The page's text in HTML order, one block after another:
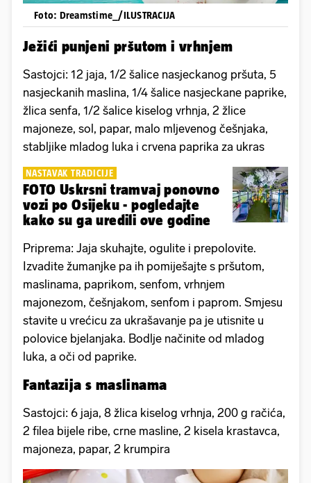
Foto: Dreamstime_/ILUSTRACIJA
Ježići punjeni pršutom i vrhnjem
Sastojci: 12 jaja, 1/2 šalice nasjeckanog pršuta, 5
nasjeckanih maslina, 1/4 šalice nasjeckane paprike,
žlica senfa, 1/2 šalice kiselog vrhnja, 2 žlice
majoneze, sol, papar, malo mljevenog češnjaka,
stabljike mladog luka i crvena paprika za ukras
NASTAVAK TRADICIJE
FOTO Uskrsni tramvaj ponovno
vozi po Osijeku - pogledajte
kako su ga uredili ove godine
Priprema: Jaja skuhajte, ogulite i prepolovite.
Izvadite žumanjke pa ih pomiješajte s pršutom,
maslinama, paprikom, senfom, vrhnjem
majonezom, češnjakom, senfom i paprom. Smjesu
stavite u vrećicu za ukrašavanje pa je utisnite u
polovice bjelanjaka. Bodlje načinite od mladog
luka, a oči od paprike.
Fantazija s maslinama
Sastojci: 6 jaja, 8 žlica kiselog vrhnja, 200 g račića,
2 filea bijele ribe, crne masline, 2 kisela krastavca,
majoneza, papar, 2 krumpira